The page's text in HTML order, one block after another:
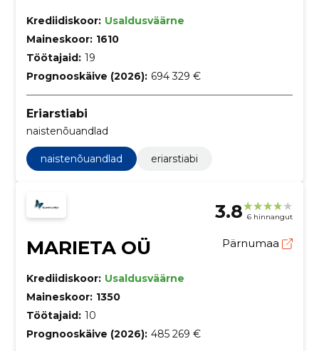
Krediidiskoor: Usaldusväärne
Maineskoor: 1610
Töötajaid: 19
Prognooskäive (2026): 694 329 €
Eriarstiabi
naistenõuandlad
naistenõuandlad eriarstiabi
3.8 6 hinnangut
MARIETA OÜ Pärnumaa
Krediidiskoor: Usaldusväärne
Maineskoor: 1350
Töötajaid: 10
Prognooskäive (2026): 485 269 €